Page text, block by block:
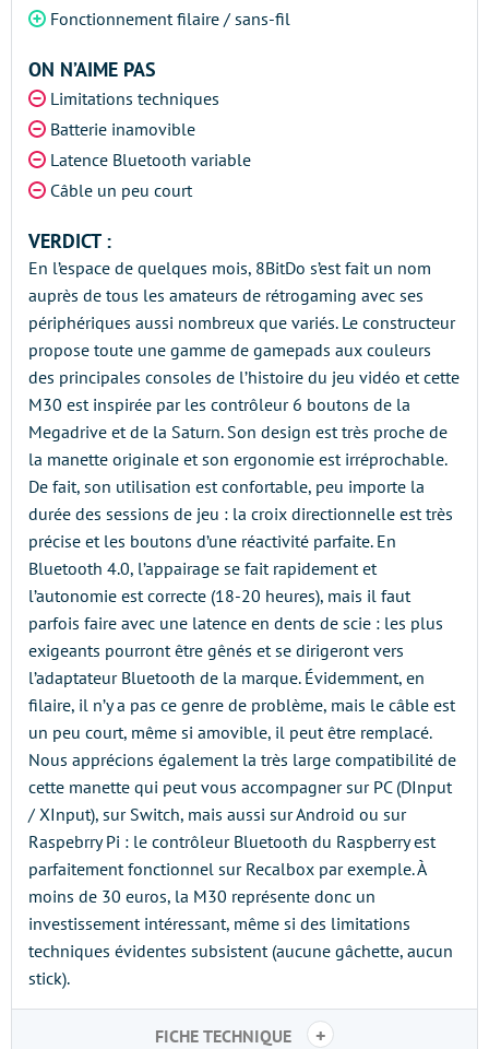
Fonctionnement filaire / sans-fil
ON N’AIME PAS
Limitations techniques
Batterie inamovible
Latence Bluetooth variable
Câble un peu court
VERDICT :
En l’espace de quelques mois, 8BitDo s’est fait un nom
auprès de tous les amateurs de rétrogaming avec ses
périphériques aussi nombreux que variés. Le constructeur
propose toute une gamme de gamepads aux couleurs
des principales consoles de l’histoire du jeu vidéo et cette
M30 est inspirée par les contrôleur 6 boutons de la
Megadrive et de la Saturn. Son design est très proche de
la manette originale et son ergonomie est irréprochable.
De fait, son utilisation est confortable, peu importe la
durée des sessions de jeu : la croix directionnelle est très
précise et les boutons d’une réactivité parfaite. En
Bluetooth 4.0, l’appairage se fait rapidement et
l’autonomie est correcte (18-20 heures), mais il faut
parfois faire avec une latence en dents de scie : les plus
exigeants pourront être gênés et se dirigeront vers
l’adaptateur Bluetooth de la marque. Évidemment, en
filaire, il n’y a pas ce genre de problème, mais le câble est
un peu court, même si amovible, il peut être remplacé.
Nous apprécions également la très large compatibilité de
cette manette qui peut vous accompagner sur PC (DInput
/ XInput), sur Switch, mais aussi sur Android ou sur
Raspebrry Pi : le contrôleur Bluetooth du Raspberry est
parfaitement fonctionnel sur Recalbox par exemple. À
moins de 30 euros, la M30 représente donc un
investissement intéressant, même si des limitations
techniques évidentes subsistent (aucune gâchette, aucun
stick).
FICHE TECHNIQUE +